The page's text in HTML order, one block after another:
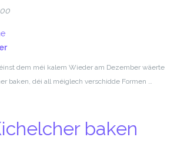
dem méi kalem Wieder am Dezember wäerte
baken, déi all méiglech verschidde Formen …
baken